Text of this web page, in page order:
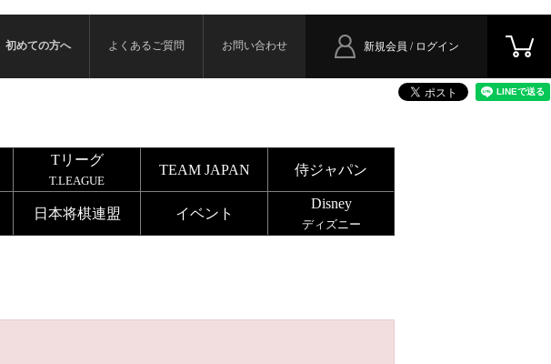
新規会員 / ログイン
初めての方へ よくあるご質問 お問い合わせ
Tリーグ
T.LEAGUE
TEAM JAPAN 侍ジャパン
日本将棋連盟 イベント
Disney
ディズニー